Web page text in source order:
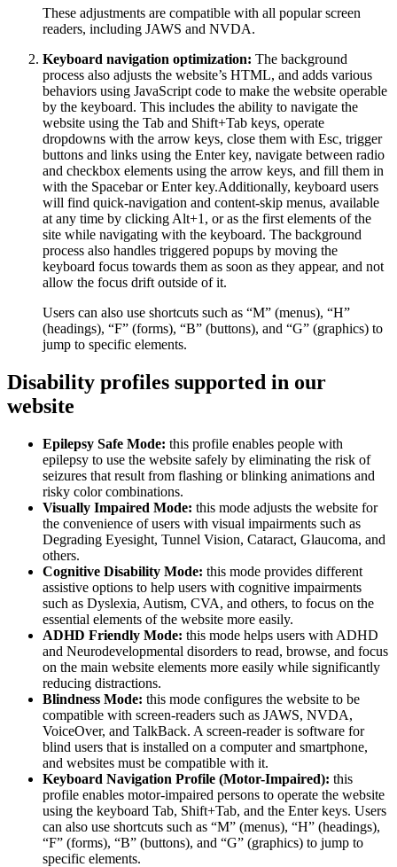
These adjustments are compatible with all popular screen
readers, including JAWS and NVDA.
Keyboard navigation optimization: The background
process also adjusts the website’s HTML, and adds various
behaviors using JavaScript code to make the website operable
by the keyboard. This includes the ability to navigate the
website using the Tab and Shift+Tab keys, operate
dropdowns with the arrow keys, close them with Esc, trigger
buttons and links using the Enter key, navigate between radio
and checkbox elements using the arrow keys, and fill them in
with the Spacebar or Enter key.Additionally, keyboard users
will find quick-navigation and content-skip menus, available
at any time by clicking Alt+1, or as the first elements of the
site while navigating with the keyboard. The background
process also handles triggered popups by moving the
keyboard focus towards them as soon as they appear, and not
allow the focus drift outside of it.
Users can also use shortcuts such as “M” (menus), “H”
(headings), “F” (forms), “B” (buttons), and “G” (graphics) to
jump to specific elements.
Disability profiles supported in our
website
Epilepsy Safe Mode: this profile enables people with
epilepsy to use the website safely by eliminating the risk of
seizures that result from flashing or blinking animations and
risky color combinations.
Visually Impaired Mode: this mode adjusts the website for
the convenience of users with visual impairments such as
Degrading Eyesight, Tunnel Vision, Cataract, Glaucoma, and
others.
Cognitive Disability Mode: this mode provides different
assistive options to help users with cognitive impairments
such as Dyslexia, Autism, CVA, and others, to focus on the
essential elements of the website more easily.
ADHD Friendly Mode: this mode helps users with ADHD
and Neurodevelopmental disorders to read, browse, and focus
on the main website elements more easily while significantly
reducing distractions.
Blindness Mode: this mode configures the website to be
compatible with screen-readers such as JAWS, NVDA,
VoiceOver, and TalkBack. A screen-reader is software for
blind users that is installed on a computer and smartphone,
and websites must be compatible with it.
Keyboard Navigation Profile (Motor-Impaired): this
profile enables motor-impaired persons to operate the website
using the keyboard Tab, Shift+Tab, and the Enter keys. Users
can also use shortcuts such as “M” (menus), “H” (headings),
“F” (forms), “B” (buttons), and “G” (graphics) to jump to
specific elements.